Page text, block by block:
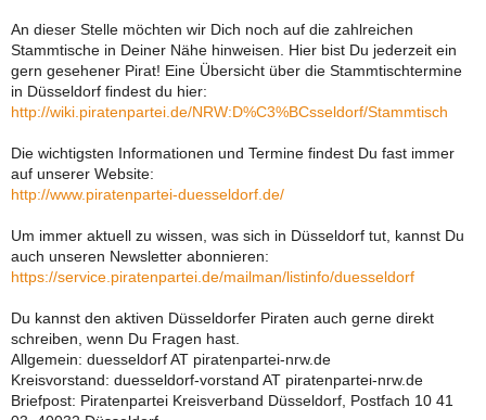
An dieser Stelle möchten wir Dich noch auf die zahlreichen
Stammtische in Deiner Nähe hinweisen. Hier bist Du jederzeit ein
gern gesehener Pirat! Eine Übersicht über die Stammtischtermine
in Düsseldorf findest du hier:
http://wiki.piratenpartei.de/NRW:D%C3%BCsseldorf/Stammtisch
Die wichtigsten Informationen und Termine findest Du fast immer
auf unserer Website:
http://www.piratenpartei-duesseldorf.de/
Um immer aktuell zu wissen, was sich in Düsseldorf tut, kannst Du
auch unseren Newsletter abonnieren:
https://service.piratenpartei.de/mailman/listinfo/duesseldorf
Du kannst den aktiven Düsseldorfer Piraten auch gerne direkt
schreiben, wenn Du Fragen hast.
Allgemein: duesseldorf AT piratenpartei-nrw.de
Kreisvorstand: duesseldorf-vorstand AT piratenpartei-nrw.de
Briefpost: Piratenpartei Kreisverband Düsseldorf, Postfach 10 41